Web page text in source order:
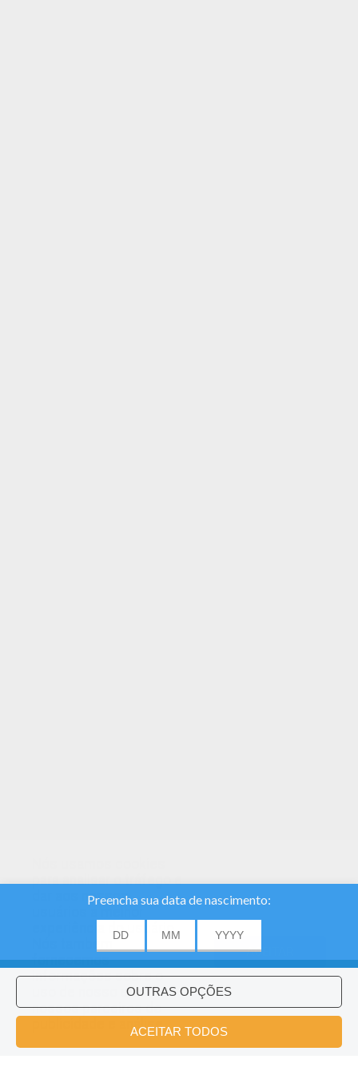
para analisar o tráfego e
dar aos nossos
experiência do usuário.
fornecemos
informações sobre o
uso de nosso site
nossos parceiros de
publicidade e análise.
ACEITAR